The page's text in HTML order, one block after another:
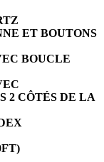
ET BOUTONS
BOUCLE
2 CÔTÉS DE LA